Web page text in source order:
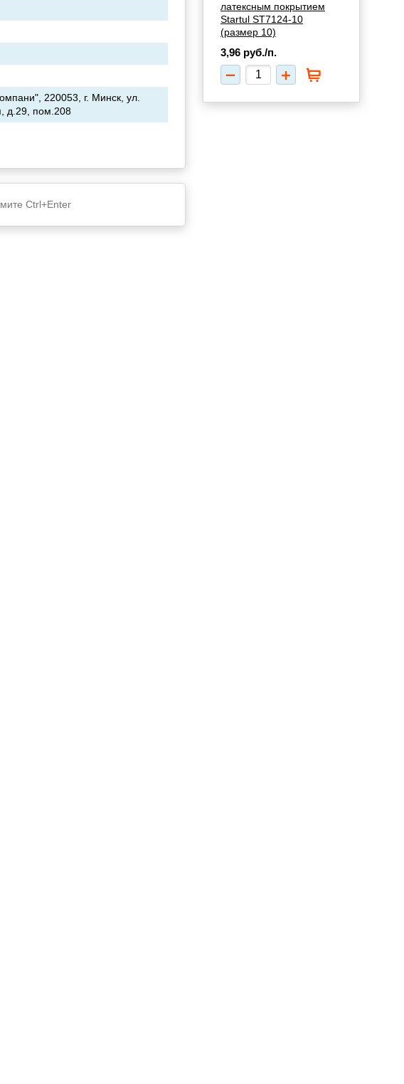
220053, г. Минск, ул.
д.29, пом.208
Ctrl+Enter
латексным покрытием
Startul ST7124-10
(размер 10)
3,96 руб./п.